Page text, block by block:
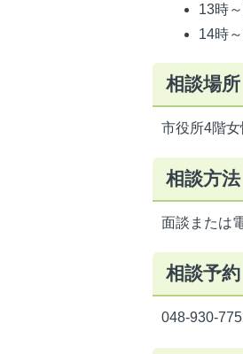
13時
14時
相談場所
市役所4階
相談方法
面談または
相談予
048-930-